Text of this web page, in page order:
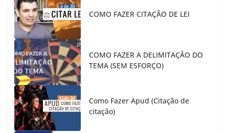
COMO FAZER CITAÇÃO DE LEI
COMO FAZER A DELIMITAÇÃO DO
TEMA (SEM ESFORÇO)
Como Fazer Apud (Citação de
citação)